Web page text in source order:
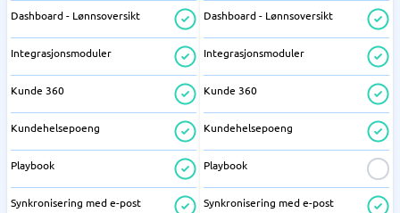
Dashboard - Lønnsoversikt
Integrasjonsmoduler
Kunde 360
Kundehelsepoeng
Playbook
Synkronisering med e-post
Dashboard - Lønnsoversikt
Integrasjonsmoduler
Kunde 360
Kundehelsepoeng
Playbook
Synkronisering med e-post